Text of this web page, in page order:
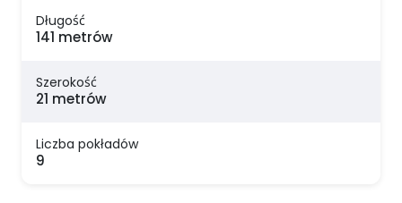
Długość
141 metrów
Szerokość
21 metrów
Liczba pokładów
9